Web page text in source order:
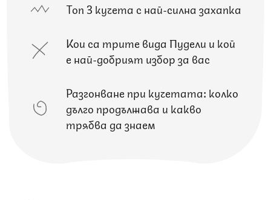
Топ 3 кучета с най-силна захапка
Кои са трите вида Пудели и кой
е най-добрият избор за вас
Разгонване при кучетата: колко
дълго продължава и какво
трябва да знаем